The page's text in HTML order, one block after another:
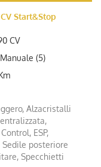
Start&Stop
CV
(5)
Alzacristalli
ESP,
posteriore
Specchietti